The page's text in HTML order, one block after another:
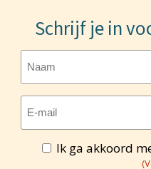
Schrijf je in
Naam
E-
mailadres(Vereist)
Toestemming(Vereist)
Ik ga akkoord